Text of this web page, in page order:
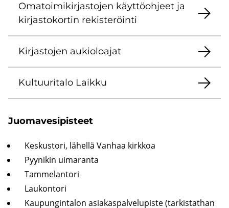
Oma­toi­mi­kir­jas­to­jen käyt­tö­oh­jeet ja
kir­jas­to­kor­tin re­kis­te­röin­ti
Kir­jas­to­jen au­kio­loa­jat
Kul­tuu­ri­ta­lo Laik­ku
Juo­ma­ve­si­pis­teet
Kes­kus­to­ri, lä­hel­lä Van­haa kirk­koa
Pyy­ni­kin ui­ma­ran­ta
Tam­me­lan­to­ri
Lau­kon­to­ri
Kau­pun­gin­ta­lon asia­kas­pal­ve­lu­pis­te (tar­kis­tat­han